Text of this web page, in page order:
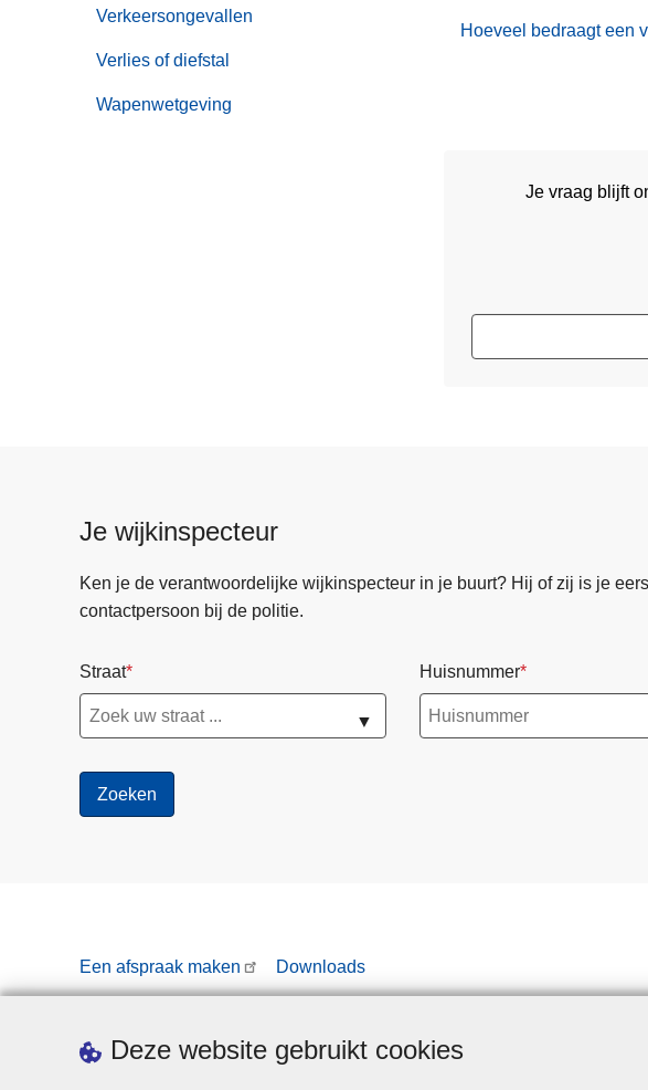
Deze website gebruikt cookies
Verkeersongevallen
Verlies of diefstal
Wapenwetgeving
Hoeveel bedraagt een
Je vraag blijft
Je wijkinspecteur
Ken je de verantwoordelijke wijkinspecteur in je buurt? Hij of zij is je
contactpersoon bij de politie.
Straat
▼
Huisnummer
Een afspraak maken Downloads